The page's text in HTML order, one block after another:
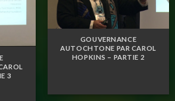
GOUVERNANCE
AUTOCHTONE PAR CAROL
HOPKINS – PARTIE 2
3